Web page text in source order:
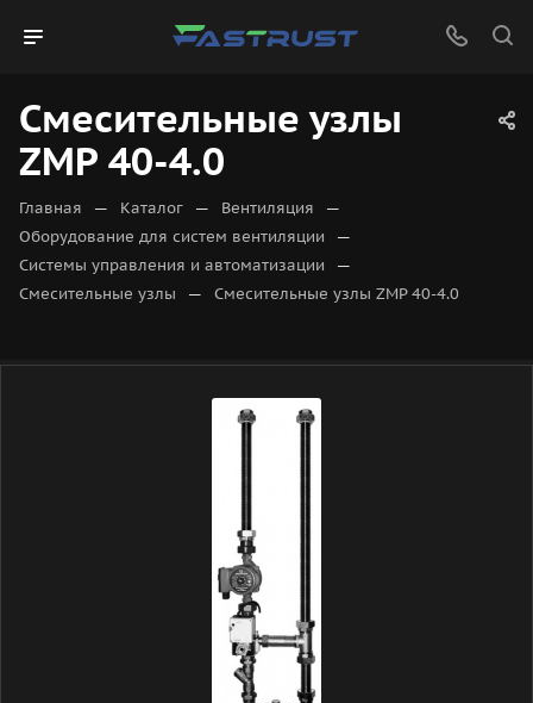
Смесительные узлы
ZMP 40-4.0
Главная — Каталог — Вентиляция —
Оборудование для систем вентиляции —
Системы управления и автоматизации —
Смесительные узлы — Смесительные узлы ZMP 40-4.0